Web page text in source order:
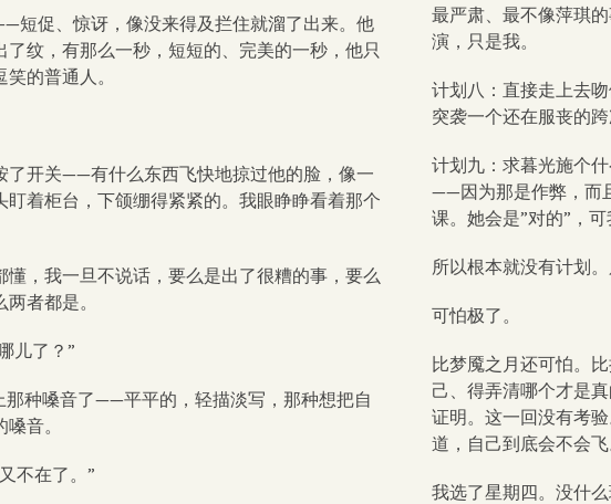
短促、惊讶，像没来得及拦住就溜了出来。他
了纹，有那么一秒，短短的、完美的一秒，他只
的普通人。
了开关——有什么东西飞快地掠过他的脸，像一
盯着柜台，下颌绷得紧紧的。我眼睁睁看着那个
懂，我一旦不说话，要么是出了很糟的事，要么
者都是。
儿了？”
那种嗓音了——平平的，轻描淡写，那种想把自
音。
不在了。”
最严肃、最不像萍琪
演，只是我。
计划八：直接走上去
突袭一个还在服丧的
计划九：求暮光施个
——因为那是作弊，而
课。她会是”对的”，
所以根本就没有计划
可怕极了。
比梦魇之月还可怕。
己、得弄清哪个才是
证明。这一回没有考
道，自己到底会不会飞
我选了星期四。没什